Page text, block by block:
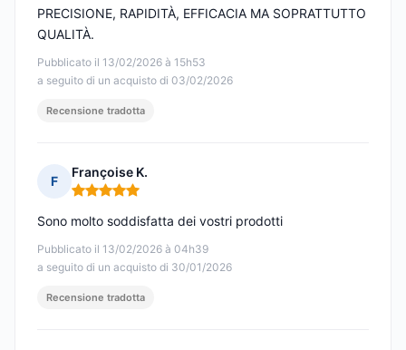
Pubblicato il 13/02/2026 à 15h53
a seguito di un acquisto di 03/02/2026
PRECISIONE, RAPIDITÀ, EFFICACIA MA SOPRATTUTTO
QUALITÀ.
Recensione tradotta
F
Françoise K.
Nota: 5 su 5
Pubblicato il 13/02/2026 à 04h39
a seguito di un acquisto di 30/01/2026
Sono molto soddisfatta dei vostri prodotti
Recensione tradotta